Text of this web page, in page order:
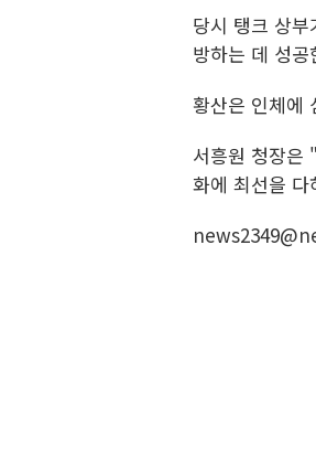
당시 탱크 상
방하는 데 성
황산은 인체에
서흥원 청장은
화에 최선을